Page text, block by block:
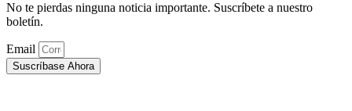
No te pierdas ninguna noticia importante. Suscríbete a nuestro
boletín.
Email
Suscríbase Ahora